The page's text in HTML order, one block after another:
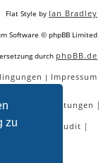
zu
Flat Style by Ian Bradley
Software © phpBB Limited
durch phpBB.de
| Impressum
SEO Dienstleistungen |
SEO Audit |